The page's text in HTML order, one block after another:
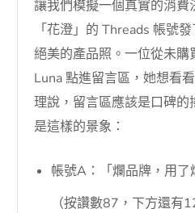
讓我們模擬一個真實的消
「花澄」的 Threads 帳號
絕美的產品照。一位從未購
Luna 點進留言區，她想看
理說，留言區應該是口碑的
是這樣的景象：
帳號A：「爛品牌，用了
（按讚數87，下方還有